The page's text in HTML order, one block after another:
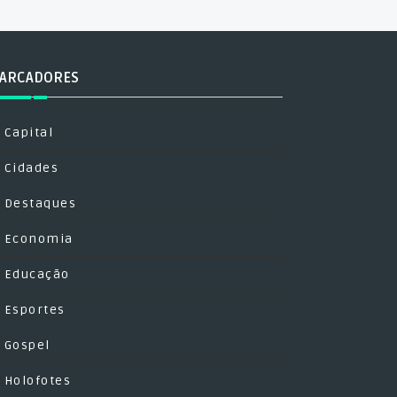
Capital
Cidades
Destaques
Economia
Educação
Esportes
Gospel
Holofotes